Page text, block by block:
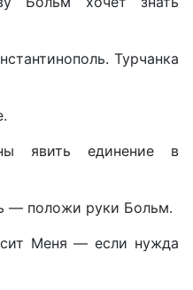
Турчанка
явить единение в
— положи руки Больм.
Меня — если нужда